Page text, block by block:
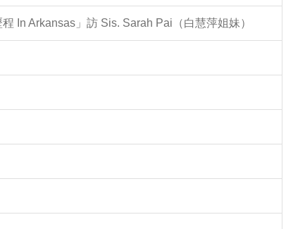
In Arkansas」訪 Sis. Sarah Pai（白慧萍姐妹）